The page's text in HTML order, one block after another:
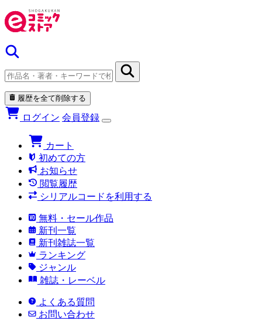
履歴を全て削除する
ログイン 会員登録
カート
初めての方
お知らせ
閲覧履歴
シリアルコードを利用する
無料・セール作品
新刊一覧
新刊雑誌一覧
ランキング
ジャンル
雑誌・レーベル
よくある質問
お問い合わせ